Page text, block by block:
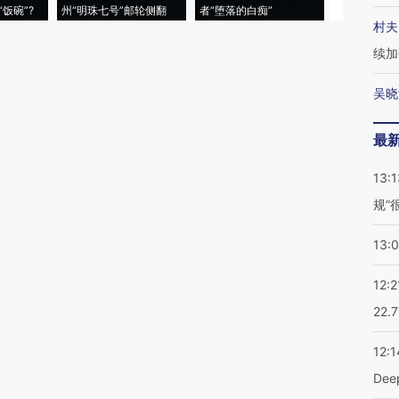
碗”?
州“明珠七号”邮轮侧翻
者“堕落的白痴”
村
续
吴
最
规”